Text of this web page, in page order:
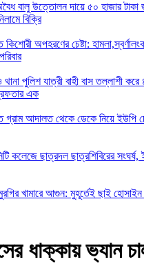
বালু উত্তোলন দায়ে ৫০ হাজার টাকা
বিক্রি
কিশোরী অপহরণের চেষ্টা:
থানা পুলিশ যাত্রী বাহী বাস তল্লাশী
এক
গ্রাম আদালত থেকে ডেকে নিয়ে ইউপি
কলেজে ছাত্রদল ছাত্রশিবিরের সংঘর্ষ,
খামারে আগুন: মুহূর্তেই ছাই
ধাক্কায় ভ্যান